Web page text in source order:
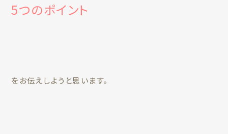
5つのポイント
をお伝えしようと思います。